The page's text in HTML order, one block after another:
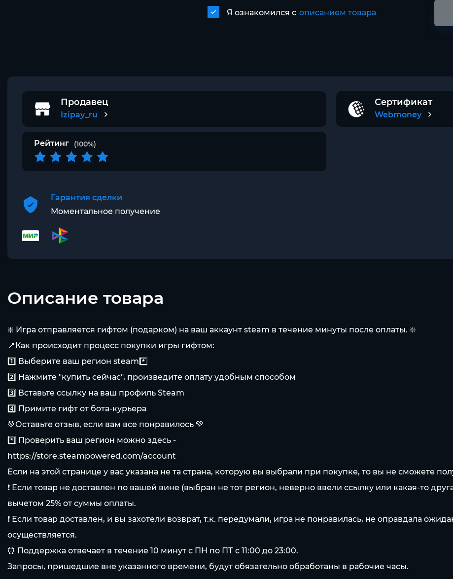
Я ознакомился с описанием товара
Продавец
Izipay_ru
Сертификат
Webmoney
Рейтинг (100%)
Гарантия сделки
Моментальное получение
Описание товара
❇️ Игра отправляется гифтом (подарком) на ваш аккаунт steam в течение минуты после оплаты. ❇️
📍Как происходит процесс покупки игры гифтом:
1️⃣ Выберите ваш регион steam*️⃣
2️⃣ Нажмите "купить сейчас", произведите оплату удобным способом
3️⃣ Вставьте ссылку на ваш профиль Steam
4️⃣ Примите гифт от бота-курьера
💚Оставьте отзыв, если вам все понравилось 💚
*️⃣ Проверить ваш регион можно здесь -
https://store.steampowered.com/account
Если на этой странице у вас указана не та страна, которую вы выбрали при покупке, то вы не сможете
❗️ Если товар не доставлен по вашей вине (выбран не тот регион, неверно ввели ссылку или какая-то
вычетом 25% от суммы оплаты.
❗️ Если товар доставлен, и вы захотели возврат, т.к. передумали, игра не понравилась, не оправдала
осуществляется.
⏰ Поддержка отвечает в течение 10 минут с ПН по ПТ с 11:00 до 23:00.
Запросы, пришедшие вне указанного времени, будут обязательно обработаны в рабочие часы.